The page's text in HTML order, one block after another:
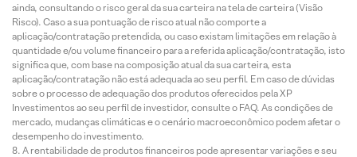
ainda, consultando o risco geral da sua carteira na tela de carteira (Visão
Risco). Caso a sua pontuação de risco atual não comporte a
aplicação/contratação pretendida, ou caso existam limitações em relação à
quantidade e/ou volume financeiro para a referida aplicação/contratação, isto
significa que, com base na composição atual da sua carteira, esta
aplicação/contratação não está adequada ao seu perfil. Em caso de dúvidas
sobre o processo de adequação dos produtos oferecidos pela XP
Investimentos ao seu perfil de investidor, consulte o FAQ. As condições de
mercado, mudanças climáticas e o cenário macroeconômico podem afetar o
desempenho do investimento.
A rentabilidade de produtos financeiros pode apresentar variações e seu